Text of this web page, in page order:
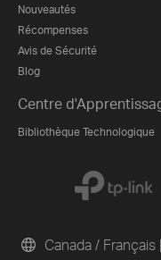
Nouveautés
Récompenses
Avis de Sécurité
Blog
Centre
Bibliothèque Technologique
Canada / Français |